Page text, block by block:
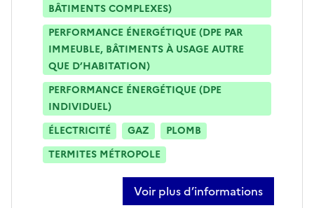
BÂTIMENTS COMPLEXES)
PERFORMANCE ÉNERGÉTIQUE (DPE PAR
IMMEUBLE, BÂTIMENTS À USAGE AUTRE
QUE D’HABITATION)
PERFORMANCE ÉNERGÉTIQUE (DPE
INDIVIDUEL)
ÉLECTRICITÉ
GAZ
PLOMB
TERMITES MÉTROPOLE
Voir plus d’informations
sur jean-baptiste aguerretche